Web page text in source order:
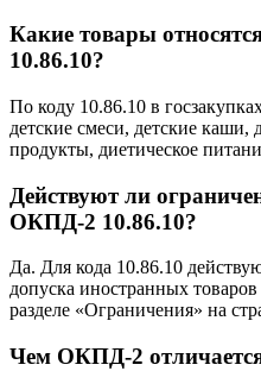
Какие товары
10.86.10?
По коду 10.86.10 в
детские смеси, детские каши,
продукты, диетическое
Действуют ли
ОКПД-2 10.86.10?
Да. Для кода 10.86.10
допуска иностранных
разделе «Ограничения» на
Чем ОКПД-2